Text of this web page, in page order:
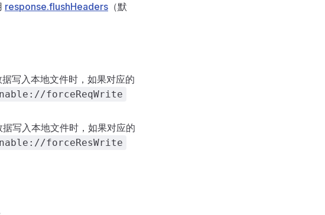
response.flushHeaders （默
写入本地文件时，如果对应的
forceReqWrite
据写入本地文件时，如果对应的
forceResWrite